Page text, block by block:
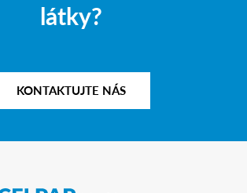
látky?
KONTAKTUJTE NÁS